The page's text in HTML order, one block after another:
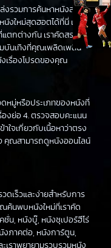
งรวมการค้นหาหนังล่าสุด
นังใหม่สุดฮอตได้ที่นี่ เช่น
แตกต่างกัน เราคัดสรร
มบันเทิงที่คุณเพลิดเพลิน
เรื่องโปรดของคุณ
หมู่หรือประเภทของหนังที่
งย่อ 4. ตรวจสอบคะแนน
ใจเกี่ยวกับเนื้อหาว่าตรง
คุณสามารถดูหนังออนไลน์
ดเร็วและง่ายสำหรับการ
ค้นพบหนังใหม่ที่เราคัด
ชั่น, หนังบู๊, หนังซุเปอร์ฮีโร่
งภาคต่อ, หนังการ์ตูน,
เราพยายามรวบรวมหนัง